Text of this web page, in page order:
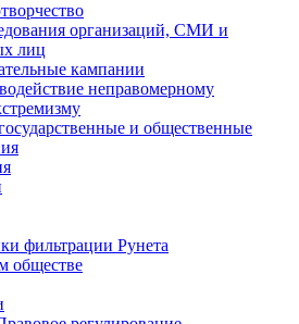
организаций, СМИ и
лиц
кампании
неправомерному
и общественные
фильтрации Рунета
обществе